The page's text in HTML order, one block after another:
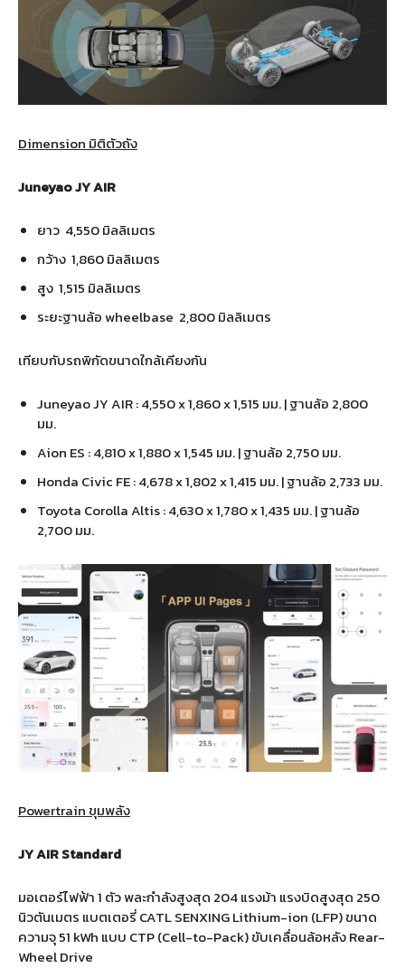
Dimension มิติตัวถัง
Juneyao JY AIR
ยาว 4,550 มิลลิเมตร
กว้าง 1,860 มิลลิเมตร
สูง 1,515 มิลลิเมตร
ระยะฐานล้อ wheelbase 2,800 มิลลิเมตร
เทียบกับรถพิกัดขนาดใกล้เคียงกัน
Juneyao JY AIR : 4,550 x 1,860 x 1,515 มม. | ฐานล้อ 2,800
มม.
Aion ES : 4,810 x 1,880 x 1,545 มม. | ฐานล้อ 2,750 มม.
Honda Civic FE : 4,678 x 1,802 x 1,415 มม. | ฐานล้อ 2,733 มม.
Toyota Corolla Altis : 4,630 x 1,780 x 1,435 มม. | ฐานล้อ
2,700 มม.
Powertrain ขุมพลัง
JY AIR Standard
มอเตอร์ไฟฟ้า 1 ตัว พละกำลังสูงสุด 204 แรงม้า แรงบิดสูงสุด 250
นิวตันเมตร แบตเตอรี่ CATL SENXING Lithium-ion (LFP) ขนาด
ความจุ 51 kWh แบบ CTP (Cell-to-Pack) ขับเคลื่อนล้อหลัง Rear-
Wheel Drive